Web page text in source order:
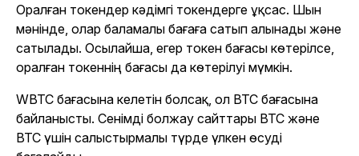
Оралған токендер кәдімгі токендерге ұқсас. Шын
мәнінде, олар баламалы бағаға сатып алынады және
сатылады. Осылайша, егер токен бағасы көтерілсе,
оралған токеннің бағасы да көтерілуі мүмкін.
WBTC бағасына келетін болсақ, ол BTC бағасына
байланысты. Сенімді болжау сайттары BTC және
BTC үшін салыстырмалы түрде үлкен өсуді